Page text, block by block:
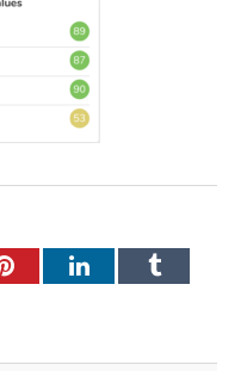
PinterestLinkedInTumblr